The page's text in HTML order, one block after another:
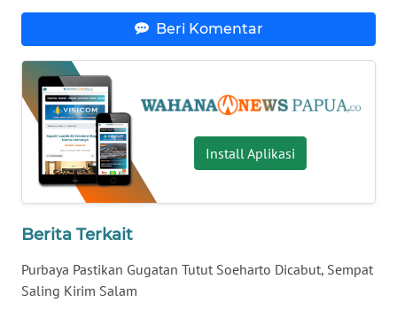
Beri Komentar
Install Aplikasi
Berita Terkait
Purbaya Pastikan Gugatan Tutut Soeharto Dicabut, Sempat
Saling Kirim Salam
SULBAR
WN
BABEL
WN
SUMBAR
WN
SUMSEL
BENGKULU